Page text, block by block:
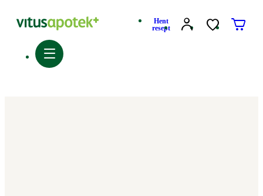
Hent
resept